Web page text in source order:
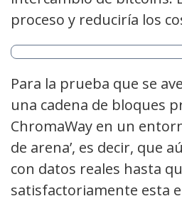
proceso y reduciría los
Para la prueba que se
una cadena de bloques
ChromaWay en un
de arena’, es decir, que
con datos reales hasta
satisfactoriamente esta